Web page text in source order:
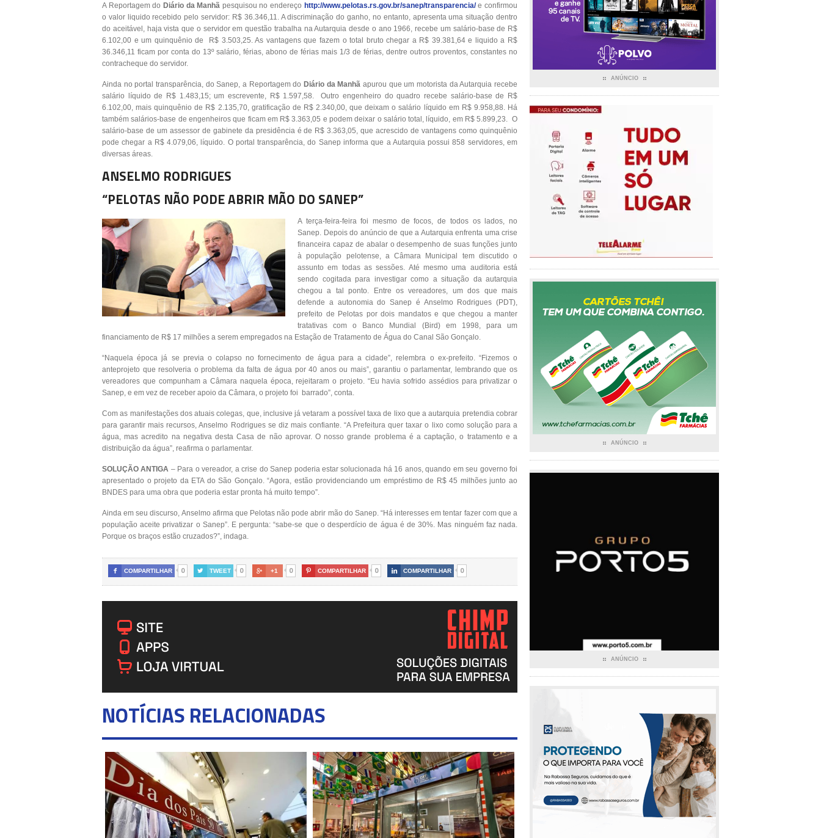
A Reportagem do Diário da Manhã pesquisou no endereço http://www.pelotas.rs.gov.br/sanep/transparencia/e confirmou
o valor liquido recebido pelo servidor: R$ 36.346,11. A discriminação do ganho, no entanto, apresenta uma situação dentro
do aceitável, haja vista que o servidor em questão trabalha na Autarquia desde o ano 1966, recebe um salário-base de R$
6.102,00 e um quinquênio de R$ 3.503,25. As vantagens que fazem o total bruto chegar a R$ 39.381,64 e liquido a R$
36.346,11 ficam por conta do 13º salário, férias, abono de férias mais 1/3 de férias, dentre outros proventos, constantes no
contracheque do servidor.
Ainda no portal transparência, do Sanep, a Reportagem do Diário da Manhã apurou que um motorista da Autarquia recebe
salário líquido de R$ 1.483,15; um escrevente, R$ 1.597,58. Outro engenheiro do quadro recebe salário-base de R$
6.102,00, mais quinquênio de R$ 2.135,70, gratificação de R$ 2.340,00, que deixam o salário líquido em R$ 9.958,88. Há
também salários-base de engenheiros que ficam em R$ 3.363,05 e podem deixar o salário total, líquido, em R$ 5.899,23. O
salário-base de um assessor de gabinete da presidência é de R$ 3.363,05, que acrescido de vantagens como quinquênio
pode chegar a R$ 4.079,06, líquido. O portal transparência, do Sanep informa que a Autarquia possui 858 servidores, em
diversas áreas.
ANSELMO RODRIGUES
“PELOTAS NÃO PODE ABRIR MÃO DO SANEP”
A terça-feira-feira foi mesmo de focos, de todos os lados, no
Sanep. Depois do anúncio de que a Autarquia enfrenta uma crise
financeira capaz de abalar o desempenho de suas funções junto
à população pelotense, a Câmara Municipal tem discutido o
assunto em todas as sessões. Até mesmo uma auditoria está
sendo cogitada para investigar como a situação da autarquia
chegou a tal ponto. Entre os vereadores, um dos que mais
defende a autonomia do Sanep é Anselmo Rodrigues (PDT),
prefeito de Pelotas por dois mandatos e que chegou a manter
tratativas com o Banco Mundial (Bird) em 1998, para um
financiamento de R$ 17 milhões a serem empregados na Estação de Tratamento de Água do Canal São Gonçalo.
“Naquela época já se previa o colapso no fornecimento de água para a cidade”, relembra o ex-prefeito. “Fizemos o
anteprojeto que resolveria o problema da falta de água por 40 anos ou mais”, garantiu o parlamentar, lembrando que os
vereadores que compunham a Câmara naquela época, rejeitaram o projeto. “Eu havia sofrido assédios para privatizar o
Sanep, e em vez de receber apoio da Câmara, o projeto foi barrado”, conta.
Com as manifestações dos atuais colegas, que, inclusive já vetaram a possível taxa de lixo que a autarquia pretendia cobrar
para garantir mais recursos, Anselmo Rodrigues se diz mais confiante. “A Prefeitura quer taxar o lixo como solução para a
água, mas acredito na negativa desta Casa de não aprovar. O nosso grande problema é a captação, o tratamento e a
distribuição da água”, reafirma o parlamentar.
SOLUÇÃO ANTIGA – Para o vereador, a crise do Sanep poderia estar solucionada há 16 anos, quando em seu governo foi
apresentado o projeto da ETA do São Gonçalo. “Agora, estão providenciando um empréstimo de R$ 45 milhões junto ao
BNDES para uma obra que poderia estar pronta há muito tempo”.
Ainda em seu discurso, Anselmo afirma que Pelotas não pode abrir mão do Sanep. “Há interesses em tentar fazer com que a
população aceite privatizar o Sanep”. E pergunta: “sabe-se que o desperdício de água é de 30%. Mas ninguém faz nada.
Porque os braços estão cruzados?”, indaga.
 COMPARTILHAR 0  TWEET 0  +1 0  COMPARTILHAR 0  COMPARTILHAR 0
NOTÍCIAS RELACIONADAS
ANÚNCIO
ANÚNCIO
ANÚNCIO